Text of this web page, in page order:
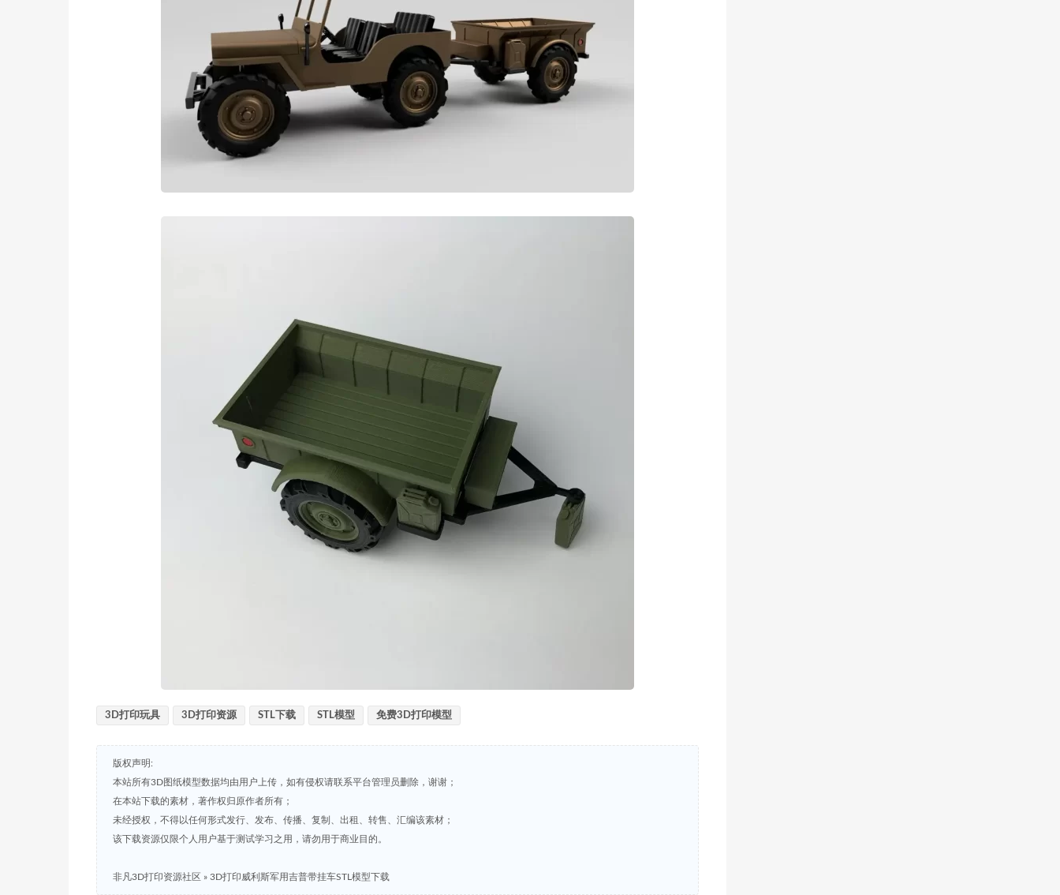
3D打印玩具 3D打印资源 STL下载 STL模型 免费3D打印模型
版权声明:
本站所有3D图纸模型数据均由用户上传，如有侵权请联系平台管理员删除，谢谢；
在本站下载的素材，著作权归原作者所有；
未经授权，不得以任何形式发行、发布、传播、复制、出租、转售、汇编该素材；
该下载资源仅限个人用户基于测试学习之用，请勿用于商业目的。
非凡3D打印资源社区 » 3D打印威利斯军用吉普带挂车STL模型下载